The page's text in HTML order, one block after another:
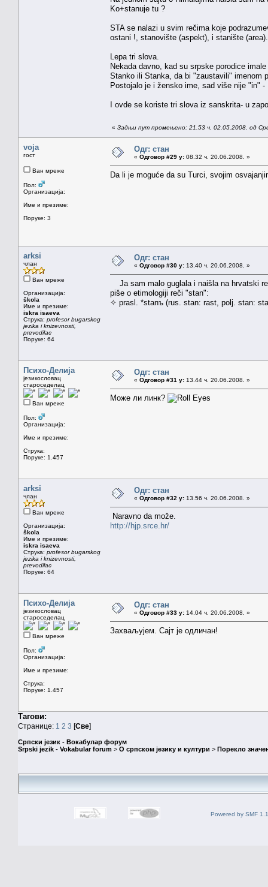
Ko+stanuje tu ?
STA se nalazi u svim rečima koje
ostani !, stanovište (aspekt), i stanište
Lepa tri slova.
Nekada davno, kad su srpske porodice
Stanko ili Stanka, da bi "zaustavili" imenom
Postojalo je i žensko ime, sad više nije "in" -
I ovde se koriste tri slova iz sanskrita- u
« Задњи пут промењено: 21.53 ч. 02.05.2008. од
voja
гост
Ван мреже
Пол:
Организација:
Име и презиме:
Поруке: 3
Одг: стан
« Одговор #29 у: 08.32 ч. 20.06.2008. »
Da li je moguće da su Turci, svojim
arksi
члан
Ван мреже
Организација:
škola
Име и презиме:
iskra isaeva
Струка: profesor bugarskog
jezika i knizevnosti,
prevodilac
Поруке: 64
Одг: стан
« Одговор #30 у: 13.40 ч. 20.06.2008. »
Ja sam malo guglala i naišla na hrvatski
piše o etimologiji reči "stan":
✧ prasl. *stanъ (rus. stan: rast, polj. stan:
Психо-Делија
језикословац
староседелац
Ван мреже
Пол:
Организација:
Име и презиме:
Струка:
Поруке: 1.457
Одг: стан
« Одговор #31 у: 13.44 ч. 20.06.2008. »
Може ли линк?
arksi
члан
Ван мреже
Организација:
škola
Име и презиме:
iskra isaeva
Струка: profesor bugarskog
jezika i knizevnosti,
prevodilac
Поруке: 64
Одг: стан
« Одговор #32 у: 13.56 ч. 20.06.2008. »
Naravno da može.
http://hjp.srce.hr/
Психо-Делија
језикословац
староседелац
Ван мреже
Пол:
Организација:
Име и презиме:
Струка:
Поруке: 1.457
Одг: стан
« Одговор #33 у: 14.04 ч. 20.06.2008. »
Захваљујем. Сајт је одличан!
Тагови:
Странице: 1 2 3 [Све]
Српски језик - Вокабулар форум
Srpski jezik - Vokabular forum > О српском језику и култури > Порекло
Powered by SMF